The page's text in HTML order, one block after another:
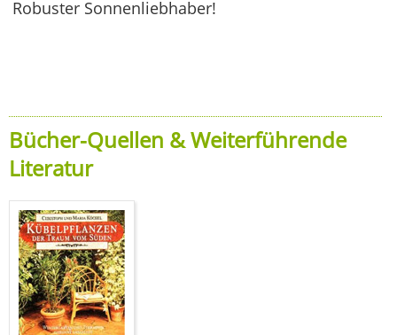
Robuster Sonnenliebhaber!
Bücher-Quellen & Weiterführende
Literatur